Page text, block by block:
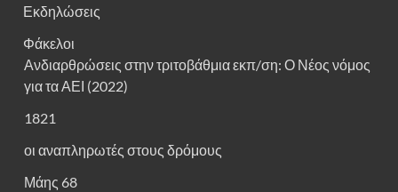
Εκδηλώσεις
Φάκελοι
Ανδιαρθρώσεις στην τριτοβάθμια εκπ/ση: Ο Νέος νόμος
για τα ΑΕΙ (2022)
1821
οι αναπληρωτές στους δρόμους
Μάης 68